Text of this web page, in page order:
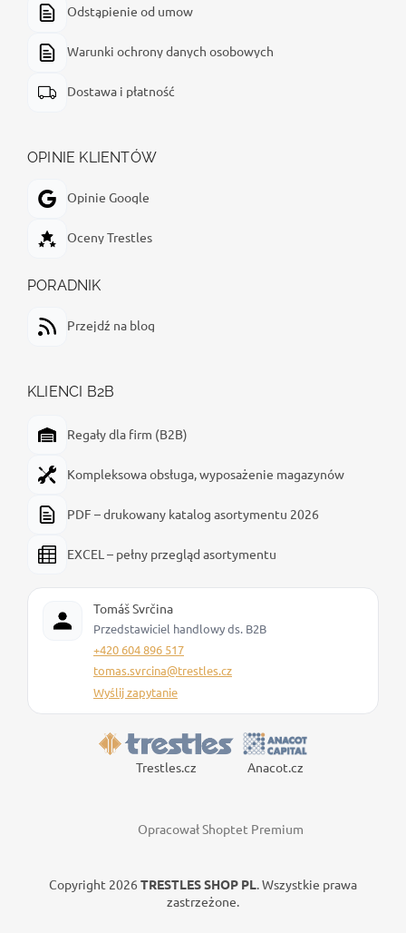
Odstąpienie od umow
Warunki ochrony danych osobowych
Dostawa i płatność
OPINIE KLIENTÓW
Opinie Google
Oceny Trestles
PORADNIK
Przejdź na blog
KLIENCI B2B
Regały dla firm (B2B)
Kompleksowa obsługa, wyposażenie magazynów
PDF – drukowany katalog asortymentu 2026
EXCEL – pełny przegląd asortymentu
Tomáš Svrčina
Przedstawiciel handlowy ds. B2B
+420 604 896 517
tomas.svrcina@trestles.cz
Wyślij zapytanie
Trestles.cz Anacot.cz
Opracował Shoptet Premium
Copyright 2026 TRESTLES SHOP PL . Wszystkie prawa
zastrzeżone.